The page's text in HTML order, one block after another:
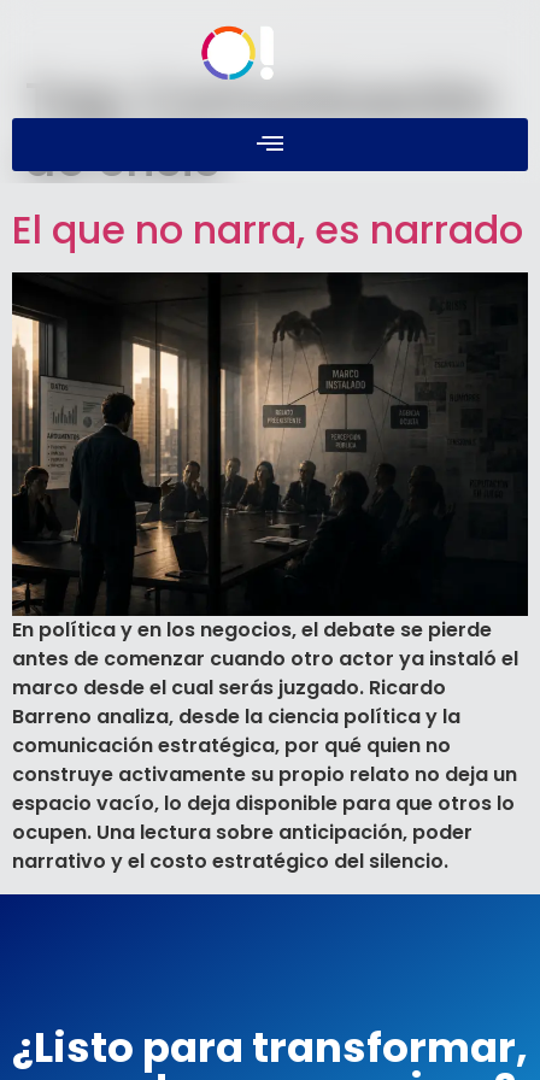
Tag:Comunicación
de crisis
El que no narra, es narrado
En política y en los negocios, el debate se pierde
antes de comenzar cuando otro actor ya instaló el
marco desde el cual serás juzgado. Ricardo
Barreno analiza, desde la ciencia política y la
comunicación estratégica, por qué quien no
construye activamente su propio relato no deja un
espacio vacío, lo deja disponible para que otros lo
ocupen. Una lectura sobre anticipación, poder
narrativo y el costo estratégico del silencio.
¿Listo para transformar,